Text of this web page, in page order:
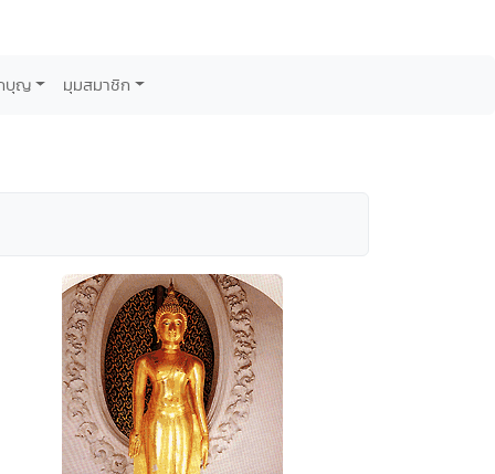
บุญ มุมสมาชิก